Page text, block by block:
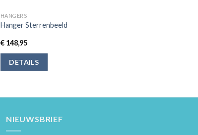
HANGERS
Hanger Sterrenbeeld
€148,95
DETAILS
NIEUWSBRIEF